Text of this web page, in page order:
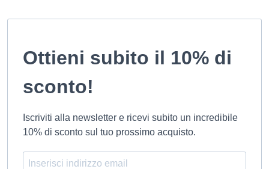
Ottieni subito il 10% di
sconto!
Iscriviti alla newsletter e ricevi subito un incredibile
10% di sconto sul tuo prossimo acquisto.